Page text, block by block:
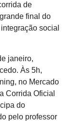
de
final do
social
janeiro,
Às 5h,
no Mercado
Corrida Oficial
do
pelo professor